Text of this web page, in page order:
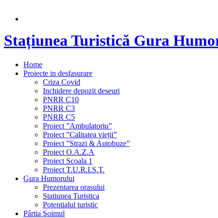
Stațiunea Turistică Gura
Home
Proiecte in desfasurare
Criza Covid
Inchidere depozit deseuri
PNRR C10
PNRR C3
PNRR C5
Proiect ”Ambulatoriu”
Proiect ”Calitatea vieții”
Proiect ”Strazi & Autobuze”
Proiect O.A.Z.A
Proiect Scoala 1
Proiect T.U.R.I.S.T.
Gura Humorului
Prezentarea orasului
Statiunea Turistica
Potentialul turistic
Pârtia Şoimul